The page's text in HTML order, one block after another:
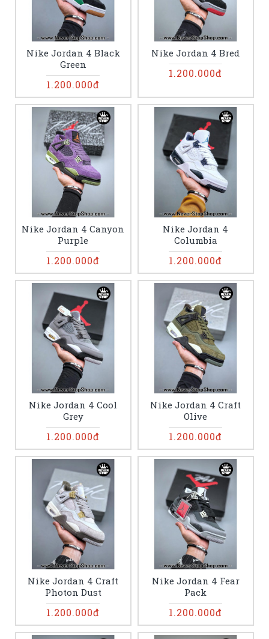
Nike Jordan 4 Black
Green
1.200.000đ
Nike Jordan 4 Bred
1.200.000đ
Nike Jordan 4 Canyon
Purple
1.200.000đ
Nike Jordan 4
Columbia
1.200.000đ
Nike Jordan 4 Cool
Grey
1.200.000đ
Nike Jordan 4 Craft
Olive
1.200.000đ
Nike Jordan 4 Craft
Photon Dust
1.200.000đ
Nike Jordan 4 Fear
Pack
1.200.000đ